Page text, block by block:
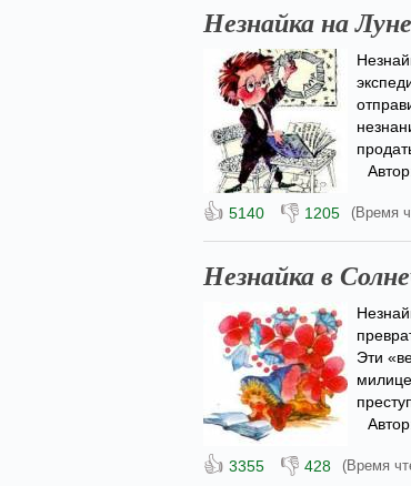
Незнайка на Луне
👍 5140 👎 1205 (Время
Незнайка в
Эти
👍 3355 👎 428 (Время